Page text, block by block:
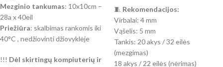
Mezginio tankumas: 10x10cm –
28a x 40eil
Priežiūra: skalbimas rankomis iki
40°C , nedžiovinti džiovyklėje
!!! Dėl skirtingų kompiuterių ir
🧵 Rekomendacijos:
Virbalai: 4 mm
Vąšelis: 5 mm
Tankis: 20 akys / 32 eilės
(mezgimas)
18 akys / 22 eilės (nėrimas)